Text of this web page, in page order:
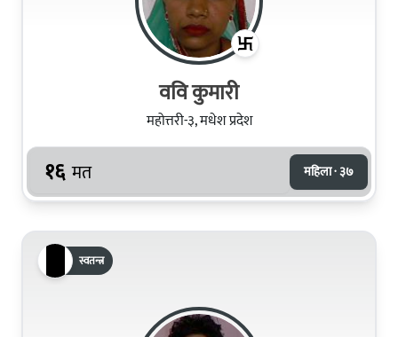
ववि कुमारी
महोत्तरी-३, मधेश प्रदेश
१६ मत महिला · ३७
स्वतन्त्र